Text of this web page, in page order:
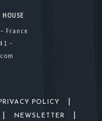
HOUSE
France
–
PRIVACY POLICY
NEWSLETTER